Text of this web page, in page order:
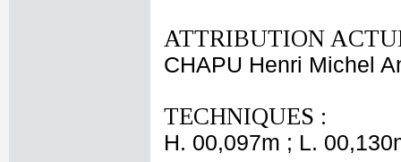
ATTRIBUTION
CHAPU Henri Michel
TECHNIQUES :
H. 00,097m ; L.